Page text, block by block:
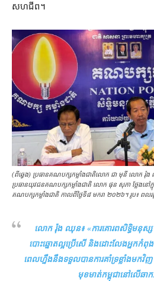
សហជីព។
(​ពីឆ្វេង) ប្រធាន​គណបក្ស​កម្លាំង​ជាតិ​លោក ជា មុនី លោក រ៉ុ
ប្រធាន​យុវជន​គណបក្សកម្លាំង​ជាតិ លោក ផុន សុភា ថ្លែង​នៅក្
គណបក្ស​កម្លាំង​ជាតិ កាល​ពី​ថ្ងៃទី​៨ មករា ២០២៦។ រូប៖ ពលរដ្
លោក រ៉ុង ឈុន៖ «ការគោរព​សិទ្ធិមនុស្ស
បោះឆ្នោត​ល្អ​ប្រើ​សើ និង​ដោះលែង​អ្នក​កំ
ពេល​ហ្នឹង​នឹង​ទទួល​បាន​ការ​គាំទ្រ​ខ្លាំង​មកវិ
មុខមាត់​កម្ពុជា​នៅ​លើ​ឆាក​